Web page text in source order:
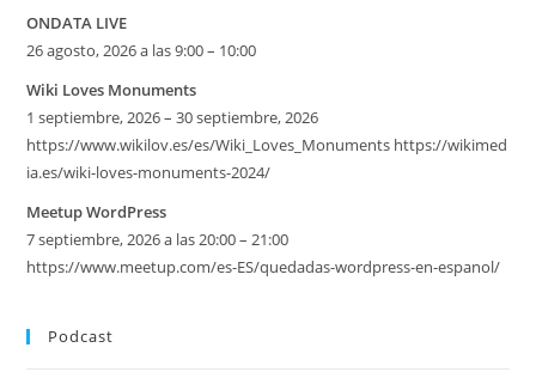
ONDATA LIVE
26 agosto, 2026 a las 9:00 – 10:00
Wiki Loves Monuments
1 septiembre, 2026 – 30 septiembre, 2026
https://www.wikilov.es/es/Wiki_Loves_Monuments https://wikimed
ia.es/wiki-loves-monuments-2024/
Meetup WordPress
7 septiembre, 2026 a las 20:00 – 21:00
https://www.meetup.com/es-ES/quedadas-wordpress-en-espanol/
Podcast